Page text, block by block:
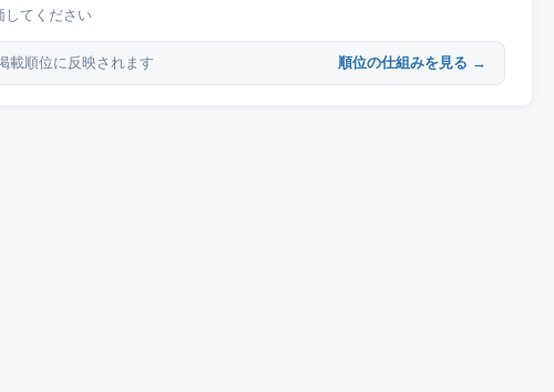
てください
載順位に反映されます 順位の仕組みを見る →